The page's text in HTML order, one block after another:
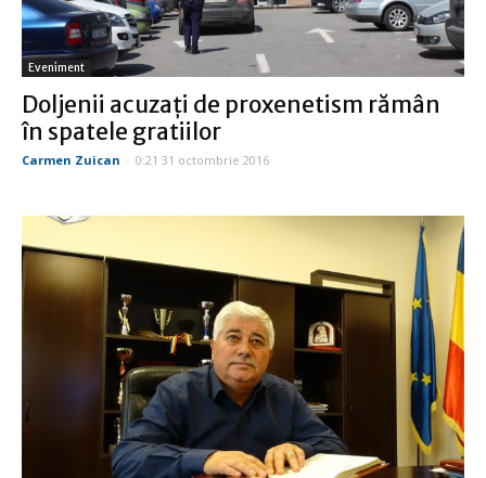
Eveniment
Doljenii acuzaţi de proxenetism rămân
în spatele gratiilor
Carmen Zuican - 0:21 31 octombrie 2016